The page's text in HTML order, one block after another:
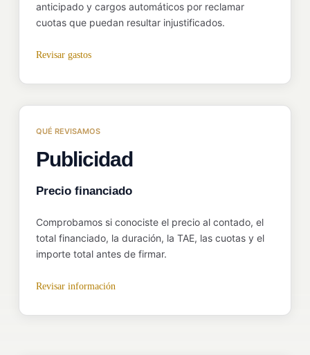
anticipado y cargos automáticos por reclamar
cuotas que puedan resultar injustificados.
Revisar gastos
QUÉ REVISAMOS
Publicidad
Precio financiado
Comprobamos si conociste el precio al contado, el
total financiado, la duración, la TAE, las cuotas y el
importe total antes de firmar.
Revisar información